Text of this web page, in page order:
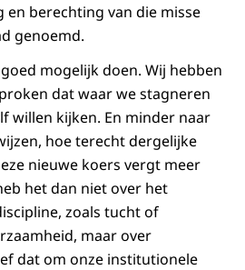
berechting van die misse
genoemd.
mogelijk doen. Wij hebben
dat waar we stagneren
willen kijken. En minder naar
hoe terecht dergelijke
nieuwe koers vergt meer
het dan niet over het
zoals tucht of
maar over
dat om onze institutionele